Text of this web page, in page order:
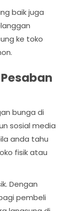
baik juga
ke toko
bunga di
sosial media
anda tahu
fisik atau
Dengan
pembeli